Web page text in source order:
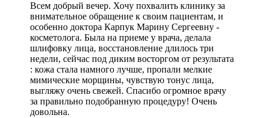
Всем добрый вечер. Хочу похвалить клинику за
внимательное обращение к своим пациентам, и
особенно доктора Карпук Марину Сергеевну -
косметолога. Была на приеме у врача, делала
шлифовку лица, восстановление длилось три
недели, сейчас под диким восторгом от результата
: кожа стала намного лучше, пропали мелкие
мимические морщины, чувствую тонус лица,
выгляжу очень свежей. Спасибо огромное врачу
за правильно подобранную процедуру! Очень
довольна.